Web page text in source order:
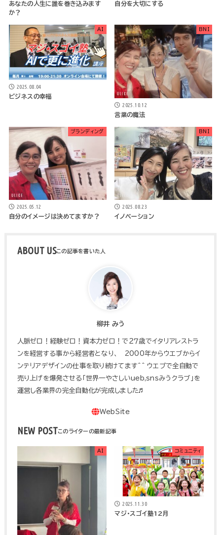
あなたの人生に誰を巻き込みます
か？
自分を大切にする
AI
2025.08.04
ビジネスの幸福
BNI
2025.10.12
言葉の魔法
ブランディング
2025.05.12
自分のイメージは決めてますか？
BNI
2025.08.23
イノベーション
ABOUT US
柳井 みう
人脈ゼロ！経験ゼロ！資本力ゼロ！で２７歳でイタリアレストラ
ンを経営する事から経営者となり、 2000年からウエブからイ
ンテリアデザインの仕事を取り続けてます^^ ウエブで全自動で
売り上げを爆発させる「世界一やさしいueb,snsみうクラブ」を
運営し各業界の完全自動化が完成しました♬
NEW POST
AI コミュニティ
2025.11.30
マジ・スゴイ塾12月